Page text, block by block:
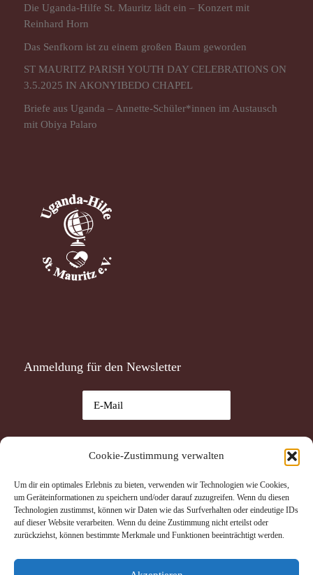
Cookie-Zustimmung verwalten
Um dir ein optimales Erlebnis zu bieten, verwenden wir Technologien wie Cookies,
um Geräteinformationen zu speichern und/oder darauf zuzugreifen. Wenn du diesen
Technologien zustimmst, können wir Daten wie das Surfverhalten oder eindeutige IDs
auf dieser Website verarbeiten. Wenn du deine Zustimmung nicht erteilst oder
zurückziehst, können bestimmte Merkmale und Funktionen beeinträchtigt werden.
Die Uganda-Hilfe St. Mauritz lädt ein – Konzert mit
Reinhard Horn
Das Senfkorn ist zu einem großen Baum geworden
ST MAURITZ PARISH YOUTH DAY CELEBRATIONS ON
3.5.2025 IN AKONYIBEDO CHAPEL
Briefe aus Uganda – Annette-Schüler*innen im Austausch
mit Obiya Palaro
Anmeldung für den Newsletter
Ich habe dieDatenschutzerklärunggelesen und akzeptiere
Datenschutzerklärung
Ich akzeptiere die Datenschutzerklärung.